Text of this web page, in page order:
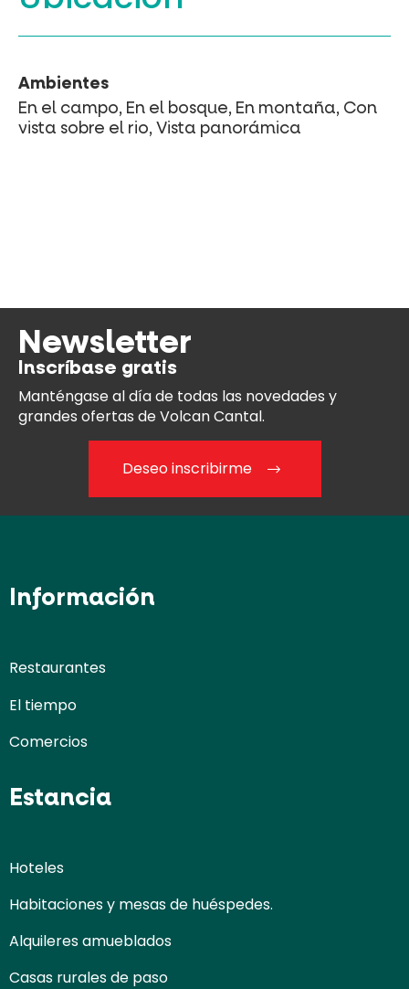
Ambientes
En el campo, En el bosque, En montaña, Con
vista sobre el rio, Vista panorámica
Newsletter
Inscríbase gratis
Manténgase al díade todas las novedades y
grandes ofertas de Volcan Cantal.
Deseo inscribirme
Información
Restaurantes
El tiempo
Comercios
Estancia
Hoteles
Habitaciones y mesas de huéspedes.
Alquileres amueblados
Casas rurales de paso